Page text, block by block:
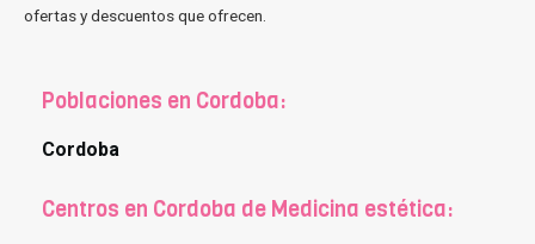
ofertas y descuentos que ofrecen.
Poblaciones en Cordoba:
Cordoba
Centros en Cordoba de Medicina estética: